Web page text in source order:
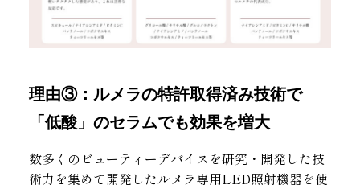
理由③：ルメラの特許取得済み技術で
「低酸」のセラムでも効果を増大
数多くのビューティーデバイスを研究・開発した技
術力を集めて開発したルメラ専用LED照射機器を使